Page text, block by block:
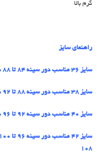
گرم بالا
راهنمای سایز
سایز 36 مناسب دور سینه 84 تا 88 دور کمر 64 تا 68 و دور باسن 92 تا 96
سایز 38 مناسب دور سینه 88 تا 92 دور کمر 68 تا 72 و دور باسن 96 تا 100
سایز 40 مناسب دور سینه 92 تا 96 دور کمر 72 تا 76 و دور باسن 100 تا
108